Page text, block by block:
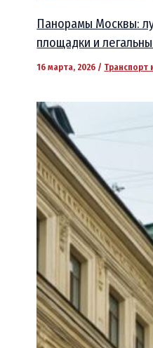
Панорамы Москвы:
площадки и
16 марта, 2026 / Транспорт